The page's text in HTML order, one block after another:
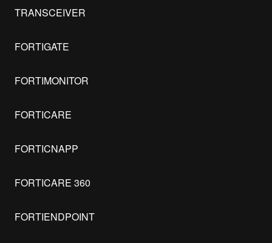
TRANSCEIVER
FORTIGATE
FORTIMONITOR
FORTICARE
FORTICNAPP
FORTICARE 360
FORTIENDPOINT